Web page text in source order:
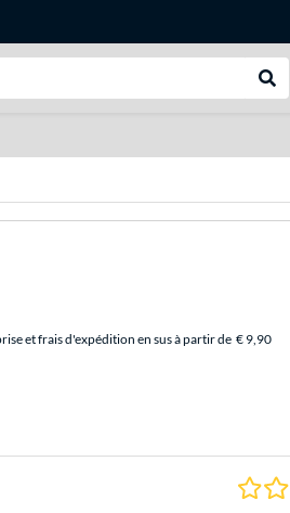
et frais d'expédition en sus à partir de € 9,90